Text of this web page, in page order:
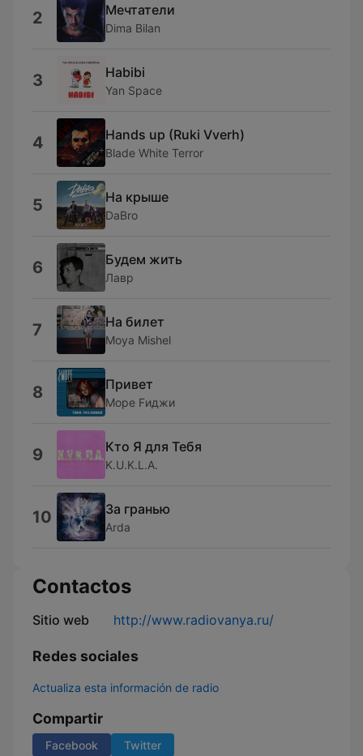
2 Мечтатели
Dima Bilan
3 Habibi
Yan Space
4 Hands up (Ruki Vverh)
Blade White Terror
5 На крыше
DaBro
6 Будем жить
Лавр
7 На билет
Moya Mishel
8 Привет
Море Fиджи
9 Кто Я для Тебя
K.U.K.L.A.
10 За гранью
Arda
Contactos
Sitio web http://www.radiovanya.ru/
Redes sociales
Actualiza esta información de radio
Compartir
Facebook Twitter